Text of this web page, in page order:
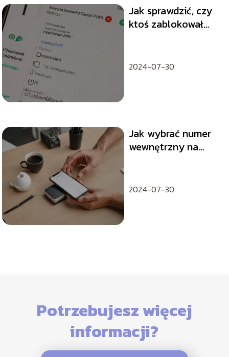
Jak sprawdzić, czy
ktoś zablokował
2024-07-30
Jak wybrać numer
wewnętrzny na
2024-07-30
Potrzebujesz więcej
informacji?